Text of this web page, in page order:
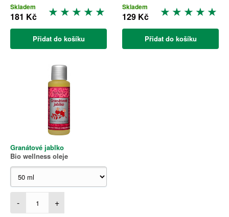
Skladem
181 Kč
Přidat do košíku
Skladem
129 Kč
Přidat do košíku
Granátové jablko
Bio wellness oleje
- +